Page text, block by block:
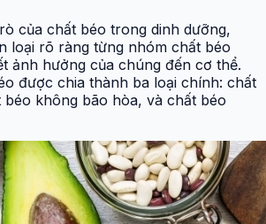
của chất béo trong dinh dưỡng,
loại rõ ràng từng nhóm chất béo
ảnh hưởng của chúng đến cơ thể.
được chia thành ba loại chính: chất
không bão hòa, và chất béo